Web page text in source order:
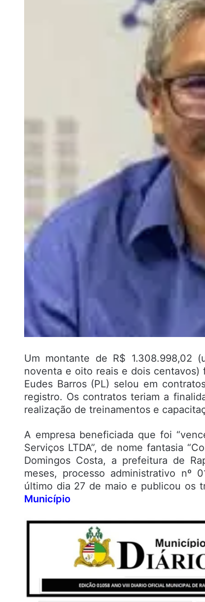
Um montante de R$ 1.308.998,02
noventa e oito reais e dois
Eudes Barros (PL) selou em
registro. Os contratos teriam a
realização de treinamentos e
A empresa beneficiada que foi
Serviços LTDA”, de nome fantasia
Domingos Costa, a prefeitura de
meses, processo administrativo nº
último dia 27 de maio e publicou os
Município.